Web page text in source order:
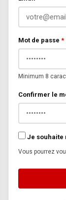
Mot de passe *
Minimum 8
Confirmer le
Je souhaite
Vous pourrez